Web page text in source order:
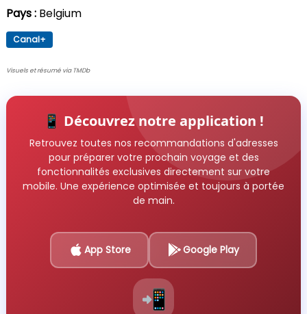
Pays : Belgium
Canal+
Visuels et résumé via TMDb
📱 Découvrez notre application !
Retrouvez toutes nos recommandations d'adresses
pour préparer votre prochain voyage et des
fonctionnalités exclusives directement sur votre
mobile. Une expérience optimisée et toujours à portée
de main.
App Store Google Play
📲